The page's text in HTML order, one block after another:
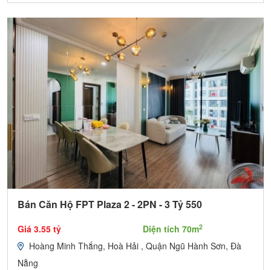
Bán Căn Hộ FPT Plaza 2 - 2PN - 3 Tỷ 550
Giá 3.55 tỷ Diện tích 70m2
Hoàng Minh Thắng, Hoà Hải , Quận Ngũ Hành Sơn, Đà
Nẵng